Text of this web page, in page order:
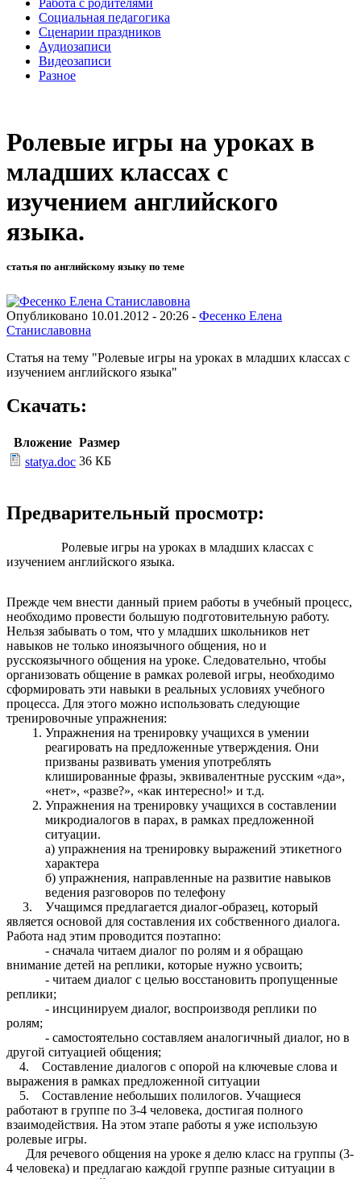
Социальная педагогика
Сценарии праздников
Аудиозаписи
Видеозаписи
Разное
Ролевые игры на уроках в
младших классах с
изучением английского
языка.
статья по английскому языку по теме
Опубликовано 10.01.2012 - 20:26 - Фесенко Елена
Станиславовна
Статья на тему "Ролевые игры на уроках в младших классах с
изучением английского языка"
Скачать:
Вложение Размер
statya.doc 36 КБ
Предварительный просмотр:
Ролевые игры на уроках в младших классах с
изучением английского языка.
Прежде чем внести данный прием работы в учебный процесс,
необходимо провести большую подготовительную работу.
Нельзя забывать о том, что у младших школьников нет
навыков не только иноязычного общения, но и
русскоязычного общения на уроке. Следовательно, чтобы
организовать общение в рамках ролевой игры, необходимо
сформировать эти навыки в реальных условиях учебного
процесса. Для этого можно использовать следующие
тренировочные упражнения:
Упражнения на тренировку учащихся в умении
реагировать на предложенные утверждения. Они
призваны развивать умения употреблять
клишированные фразы, эквивалентные русским «да»,
«нет», «разве?», «как интересно!» и т.д.
Упражнения на тренировку учащихся в составлении
микродиалогов в парах, в рамках предложенной
ситуации.
а) упражнения на тренировку выражений этикетного
характера
б) упражнения, направленные на развитие навыков
ведения разговоров по телефону
3. Учащимся предлагается диалог-образец, который
является основой для составления их собственного диалога.
Работа над этим проводится поэтапно:
- сначала читаем диалог по ролям и я обращаю
внимание детей на реплики, которые нужно усвоить;
- читаем диалог с целью восстановить пропущенные
реплики;
- инсцинируем диалог, воспроизводя реплики по
ролям;
- самостоятельно составляем аналогичный диалог, но в
другой ситуацией общения;
4. Составление диалогов с опорой на ключевые слова и
выражения в рамках предложенной ситуации
5. Составление небольших полилогов. Учащиеся
работают в группе по 3-4 человека, достигая полного
взаимодействия. На этом этапе работы я уже использую
ролевые игры.
Для речевого общения на уроке я делю класс на группы (3-
4 человека) и предлагаю каждой группе разные ситуации в